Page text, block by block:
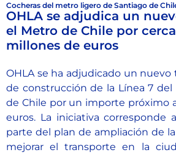
Cocheras del metro ligero de Santiago de
OHLA se adjudica un
el Metro de Chile por
millones de euros
OHLA se ha adjudicado un
de construcción de la Línea 7
de Chile por un importe próximo
euros. La iniciativa corresponde
parte del plan de ampliación de
mejorar el transporte en la